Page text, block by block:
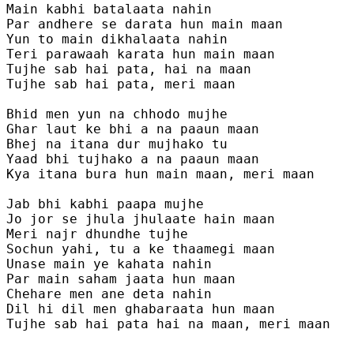
Main kabhi batalaata nahin
Par andhere se darata hun main maan
Yun to main dikhalaata nahin
Teri parawaah karata hun main maan
Tujhe sab hai pata, hai na maan
Tujhe sab hai pata, meri maan
Bhid men yun na chhodo mujhe
Ghar laut ke bhi a na paaun maan
Bhej na itana dur mujhako tu
Yaad bhi tujhako a na paaun maan
Kya itana bura hun main maan, meri maan
Jab bhi kabhi paapa mujhe
Jo jor se jhula jhulaate hain maan
Meri najr dhundhe tujhe
Sochun yahi, tu a ke thaamegi maan
Unase main ye kahata nahin
Par main saham jaata hun maan
Chehare men ane deta nahin
Dil hi dil men ghabaraata hun maan
Tujhe sab hai pata hai na maan, meri maan